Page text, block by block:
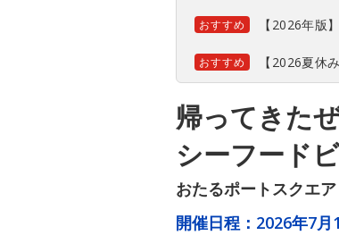
おすすめ 【2026年版
おすすめ 【2026夏休
帰ってきた
シーフード
おたるポートスクエア
開催日程： 2026年7月